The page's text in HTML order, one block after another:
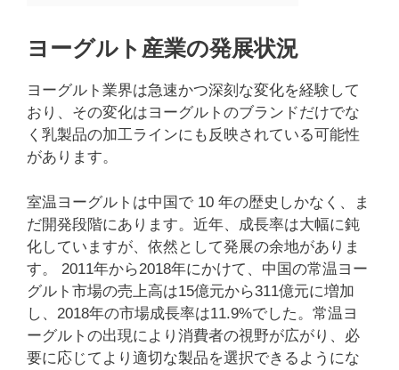
ヨーグルト産業の発展状況
ヨーグルト業界は急速かつ深刻な変化を経験して
おり、その変化はヨーグルトのブランドだけでな
く乳製品の加工ラインにも反映されている可能性
があります。
室温ヨーグルトは中国で 10 年の歴史しかなく、ま
だ開発段階にあります。近年、成長率は大幅に鈍
化していますが、依然として発展の余地がありま
す。 2011年から2018年にかけて、中国の常温ヨー
グルト市場の売上高は15億元から311億元に増加
し、2018年の市場成長率は11.9%でした。常温ヨ
ーグルトの出現により消費者の視野が広がり、必
要に応じてより適切な製品を選択できるようにな